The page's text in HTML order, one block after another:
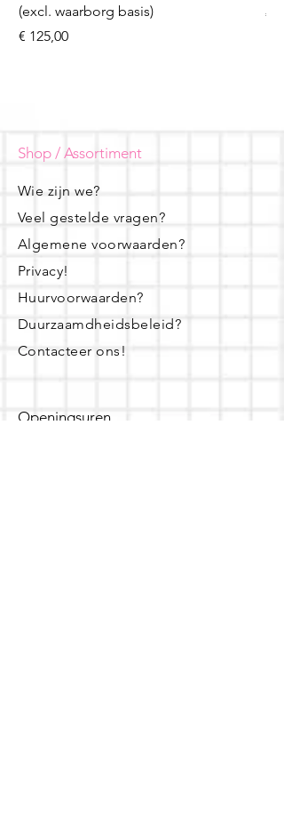
(excl. waarborg basis)
Prijs
€ 125,00
Prijs
€
Shop / Assortiment
Wie zijn we?
Veel gestelde vragen?
Algemene voorwaarden?
Privacy!
Huurvoorwaarden?
Duurzaamdheidsbeleid?
Contacteer ons!
Openingsuren